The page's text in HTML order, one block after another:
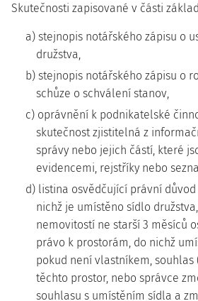
Skutečnosti zapisované v části
a) stejnopis notářského zápisu o
družstva,
b) stejnopis notářského zápisu o
schůze o schválení stanov,
c) oprávnění k podnikatelské
skutečnost zjistitelná z
správy nebo jejich částí, které
evidencemi, rejstříky nebo
d) listina osvědčující právní
nichž je umístěno sídlo
nemovitostí ne starší 3 měsíců
právo k prostorám, do nichž
pokud není vlastníkem,
těchto prostor, nebo správce
souhlasu s umístěním sídla a